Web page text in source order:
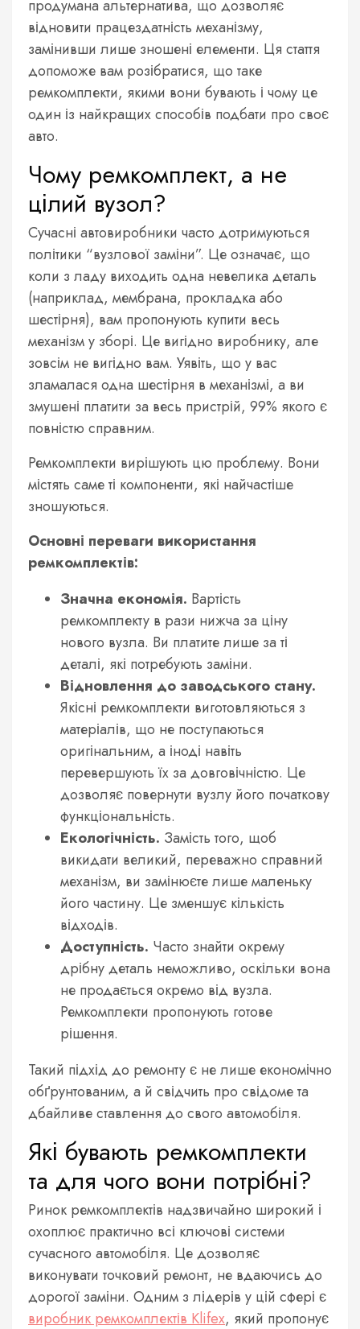
продумана альтернатива, що дозволяє
відновити працездатність механізму,
замінивши лише зношені елементи. Ця стаття
допоможе вам розібратися, що таке
ремкомплекти, якими вони бувають і чому це
один із найкращих способів подбати про своє
авто.
Чому ремкомплект, а не
цілий вузол?
Сучасні автовиробники часто дотримуються
політики “вузлової заміни”. Це означає, що
коли з ладу виходить одна невелика деталь
(наприклад, мембрана, прокладка або
шестірня), вам пропонують купити весь
механізм у зборі. Це вигідно виробнику, але
зовсім не вигідно вам. Уявіть, що у вас
зламалася одна шестірня в механізмі, а ви
змушені платити за весь пристрій, 99% якого є
повністю справним.
Ремкомплекти вирішують цю проблему. Вони
містять саме ті компоненти, які найчастіше
зношуються.
Основні переваги використання
ремкомплектів:
Значна економія. Вартість
ремкомплекту в рази нижча за ціну
нового вузла. Ви платите лише за ті
деталі, які потребують заміни.
Відновлення до заводського стану.
Якісні ремкомплекти виготовляються з
матеріалів, що не поступаються
оригінальним, а іноді навіть
перевершують їх за довговічністю. Це
дозволяє повернути вузлу його початкову
функціональність.
Екологічність. Замість того, щоб
викидати великий, переважно справний
механізм, ви замінюєте лише маленьку
його частину. Це зменшує кількість
відходів.
Доступність. Часто знайти окрему
дрібну деталь неможливо, оскільки вона
не продається окремо від вузла.
Ремкомплекти пропонують готове
рішення.
Такий підхід до ремонту є не лише економічно
обґрунтованим, а й свідчить про свідоме та
дбайливе ставлення до свого автомобіля.
Які бувають ремкомплекти
та для чого вони потрібні?
Ринок ремкомплектів надзвичайно широкий і
охоплює практично всі ключові системи
сучасного автомобіля. Це дозволяє
виконувати точковий ремонт, не вдаючись до
дорогої заміни. Одним з лідерів у цій сфері є
виробник ремкомплектів Klifex, який пропонує